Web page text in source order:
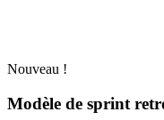
Nouveau !
Modèle de sprint